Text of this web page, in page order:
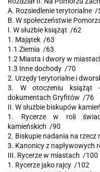
A. Rozsiedlenie terytorialne /
B. W społeczeństwie
I. W służbie książąt /62
1. Majątek /63
1.1 Ziemia /63
1.2 Miasta i dwory w
1.3 Inne dochody /70
2. Urzędy terytorialne i
3. W otoczeniu książąt
dokumentach Gryfitów /76
II. W służbie biskupów
1. Rycerze w roli
kamieńskich /90
2. Biskupie nadania na
3. Kanonicy z napływowych
III. Rycerze w miastach /100
1. Rycerze jako rajcy /102